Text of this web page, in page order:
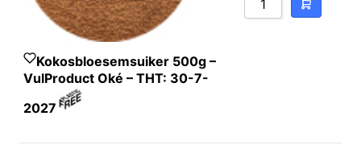
Kokosbloesemsuiker 500g –
VulProduct Oké – THT: 30-7-
2027